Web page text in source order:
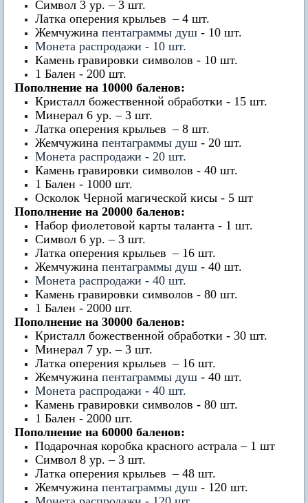
Символ 3 ур. – 3 шт.
Латка оперения крыльев – 4 шт.
Жемчужина пентаграммы душ - 10 шт.
Монета распродажи - 10 шт.
Камень гравировки символов - 10 шт.
1 Бален - 200 шт.
Пополнение на 10000 баленов:
Кристалл божественной обработки - 15 шт.
Минерал 6 ур. – 3 шт.
Латка оперения крыльев – 8 шт.
Жемчужина пентаграммы душ - 20 шт.
Монета распродажи - 20 шт.
Камень гравировки символов - 40 шт.
1 Бален - 1000 шт.
Осколок Черной магической кисы - 5 шт
Пополнение на 20000 баленов:
Набор фиолетовой карты таланта - 1 шт.
Символ 6 ур. – 3 шт.
Латка оперения крыльев – 16 шт.
Жемчужина пентаграммы душ - 40 шт.
Монета распродажи - 40 шт.
Камень гравировки символов - 80 шт.
1 Бален - 2000 шт.
Пополнение на 30000 баленов:
Кристалл божественной обработки - 30 шт.
Минерал 7 ур. – 3 шт.
Латка оперения крыльев – 16 шт.
Жемчужина пентаграммы душ - 40 шт.
Монета распродажи - 40 шт.
Камень гравировки символов - 80 шт.
1 Бален - 2000 шт.
Пополнение на 60000 баленов:
Подарочная коробка красного астрала – 1 шт
Символ 8 ур. – 3 шт.
Латка оперения крыльев – 48 шт.
Жемчужина пентаграммы душ - 120 шт.